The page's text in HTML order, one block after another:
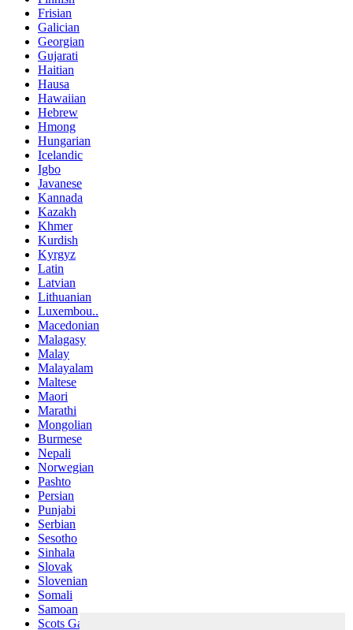
Frisian
Galician
Georgian
Gujarati
Haitian
Hausa
Hawaiian
Hebrew
Hmong
Hungarian
Icelandic
Igbo
Javanese
Kannada
Kazakh
Khmer
Kurdish
Kyrgyz
Latin
Latvian
Lithuanian
Luxembou..
Macedonian
Malagasy
Malay
Malayalam
Maltese
Maori
Marathi
Mongolian
Burmese
Nepali
Norwegian
Pashto
Persian
Punjabi
Serbian
Sesotho
Sinhala
Slovak
Slovenian
Somali
Samoan
Scots Gaelic